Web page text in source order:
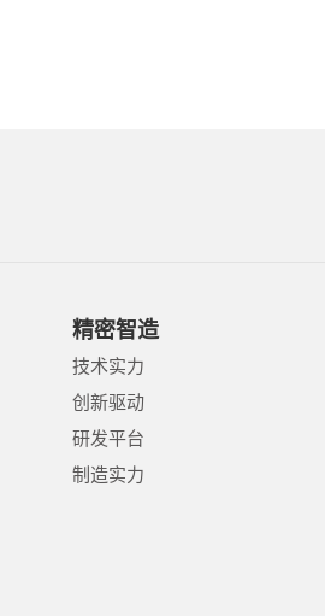
精密智造
技术实力
创新驱动
研发平台
制造实力